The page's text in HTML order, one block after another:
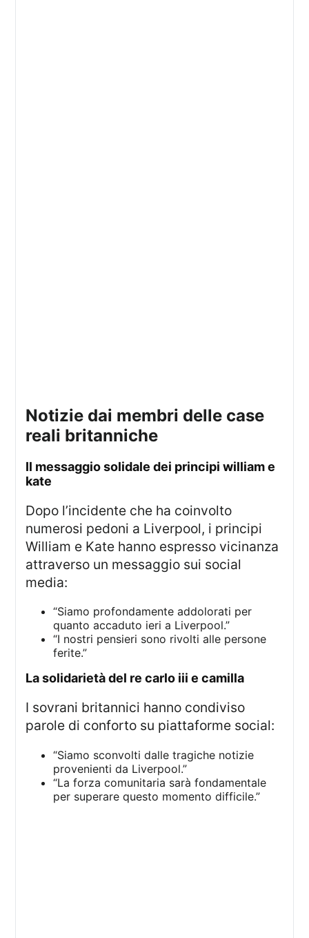
notizie dai membri delle case
reali britanniche
il messaggio solidale dei principi william e
kate
Dopo l’incidente che ha coinvolto
numerosi pedoni a Liverpool, i principi
William e Kate hanno espresso vicinanza
attraverso un messaggio sui social
media:
“Siamo profondamente addolorati per
quanto accaduto ieri a Liverpool.”
“I nostri pensieri sono rivolti alle persone
ferite.”
la solidarietà del re carlo iii e camilla
I sovrani britannici hanno condiviso
parole di conforto su piattaforme social:
“Siamo sconvolti dalle tragiche notizie
provenienti da Liverpool.”
“La forza comunitaria sarà fondamentale
per superare questo momento difficile.”